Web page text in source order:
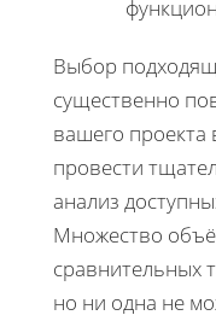
Выбор
существенно
вашего проекта
провести
анализ
Множество
сравнительных
но ни одна не